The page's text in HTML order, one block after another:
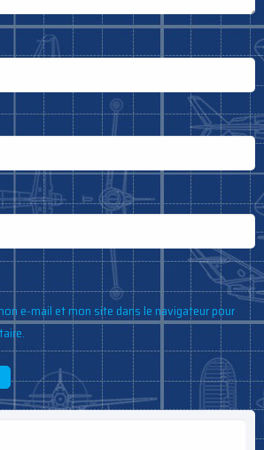
e-mail et mon site dans le navigateur pour